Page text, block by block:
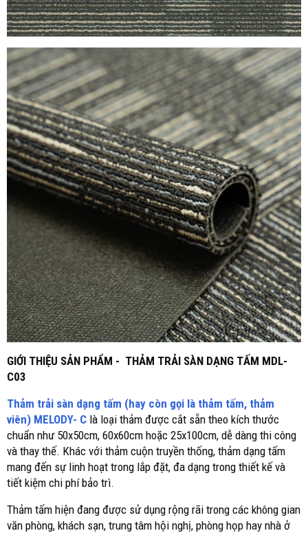
GIỚI THIỆU SẢN PHẨM - THẢM TRẢI SÀN DẠNG TẤM MDL-
C03
Thảm trải sàn dạng tấm (hay còn gọi là thảm tấm, thảm
viên) MELODY- C là loại thảm được cắt sẵn theo kích thước
chuẩn như 50x50cm, 60x60cm hoặc 25x100cm, dễ dàng thi công
và thay thế. Khác với thảm cuộn truyền thống, thảm dạng tấm
mang đến sự linh hoạt trong lắp đặt, đa dạng trong thiết kế và
tiết kiệm chi phí bảo trì.
Thảm tấm hiện đang được sử dụng rộng rãi trong các không gian
văn phòng, khách sạn, trung tâm hội nghị, phòng họp hay nhà ở